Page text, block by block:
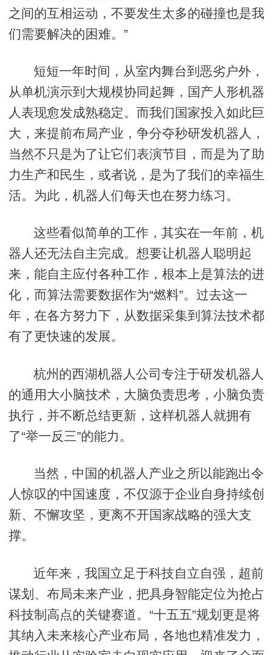
之间的互相运动，不要发生太多的碰撞也是我
们需要解决的困难。”
短短一年时间，从室内舞台到恶劣户外，
从单机演示到大规模协同起舞，国产人形机器
人表现愈发成熟稳定。而我们国家投入如此巨
大，来提前布局产业，争分夺秒研发机器人，
当然不只是为了让它们表演节目，而是为了助
力生产和民生，或者说，是为了我们的幸福生
活。为此，机器人们每天也在努力练习。
这些看似简单的工作，其实在一年前，机
器人还无法自主完成。想要让机器人聪明起
来，能自主应付各种工作，根本上是算法的进
化，而算法需要数据作为“燃料”。过去这一
年，在各方努力下，从数据采集到算法技术都
有了更快速的发展。
杭州的西湖机器人公司专注于研发机器人
的通用大小脑技术，大脑负责思考，小脑负责
执行，并不断总结更新，这样机器人就拥有
了“举一反三”的能力。
当然，中国的机器人产业之所以能跑出令
人惊叹的中国速度，不仅源于企业自身持续创
新、不懈攻坚，更离不开国家战略的强大支
撑。
近年来，我国立足于科技自立自强，超前
谋划、布局未来产业，把具身智能定位为抢占
科技制高点的关键赛道。“十五五”规划更是将
其纳入未来核心产业布局，各地也精准发力，